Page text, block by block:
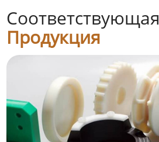
Соответствующая
Продукция